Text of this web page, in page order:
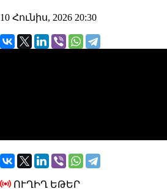
10 Հունիս, 2026 20:30
ՈՒՂԻՂ ԵԹԵՐ